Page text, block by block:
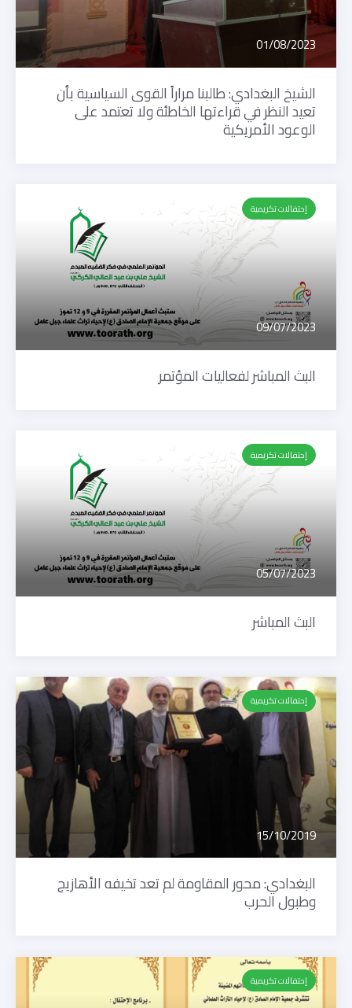
01/08/2023
الشيخ البغدادي: طالبنا مراراً القوى السياسية بأن
تعيد النظر في قراءتها الخاطئة ولا تعتمد على
الوعود الأمريكية
إحتفالات تكريمية
09/07/2023
البث المباشر لفعاليات المؤتمر
إحتفالات تكريمية
05/07/2023
البث المباشر
إحتفالات تكريمية
15/10/2019
البغدادي: محور المقاومة لم تعد تخيفه الأهازيج
وطبول الحرب
إحتفالات تكريمية